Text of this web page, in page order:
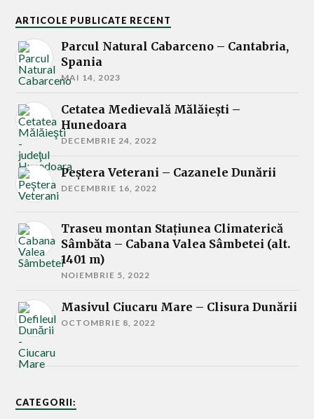
ARTICOLE PUBLICATE RECENT
Parcul Natural Cabarceno – Cantabria,
Spania
MAI 14, 2023
Cetatea Medievală Mălăieşti –
Hunedoara
DECEMBRIE 24, 2022
Peştera Veterani – Cazanele Dunării
DECEMBRIE 16, 2022
Traseu montan Stațiunea Climaterică
Sâmbăta – Cabana Valea Sâmbetei (alt.
1401 m)
NOIEMBRIE 5, 2022
Masivul Ciucaru Mare – Clisura Dunării
OCTOMBRIE 8, 2022
CATEGORII: